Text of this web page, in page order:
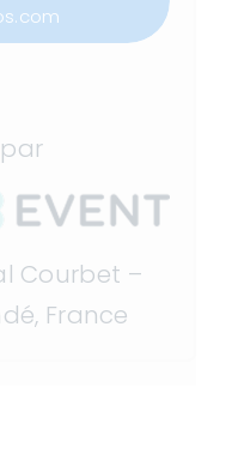
Courbet –
France